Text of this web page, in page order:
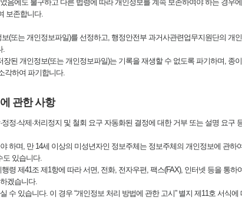
에도 불구하고 다른 법령에 따라 개인정보를 계속 보존하여야 하는 경우에
보존합니다.
(또는 개인정보파일)를 선정하고, 행정안전부 과거사관련업무지원단의 개
.
된 개인정보(또는 개인정보파일)는 기록을 재생할 수 없도록 파기하며, 종이
각하여 파기합니다.
관한 사항
·삭제·처리정지 및 철회 요구 자동화된 결정에 대한 거부 또는 설명 요구
하며, 만 14세 이상의 미성년자인 정보주체는 정보주체의 개인정보에 관하
도 있습니다.
제41조 제1항에 따라 서면, 전화, 전자우편, 팩스(FAX), 인터넷 등을 통하
겠습니다.
있습니다. 이 경우 “개인정보 처리 방법에 관한 고시” 별지 제11호 서식에